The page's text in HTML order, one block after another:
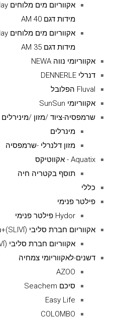
מידות דגם AM 40
מידות דגם AM 35
אקווריומי נווה NEWA
דנרלי DENNERLE
Fluval הפלובל
אקווריומי SunSun
שרמפסיה-ציוד /מזון /מינירלים
מינרלים
מזון דלנרלי -שרמפסיה
Aquatix - אקווטיקס
תוסף בקטריה חיה
כללי
פילטר פנימי
Hydor פילטר פנימי
אקווריום חברת סליבי (SLIVIׂׂ)+מעמד
אקווריום חברת סליבי (SLIVIׂׂ)+מעמד
דשנים-לאקווריומי צמחיה
AZOO
סיכם Seachem
Easy Life
COLOMBO